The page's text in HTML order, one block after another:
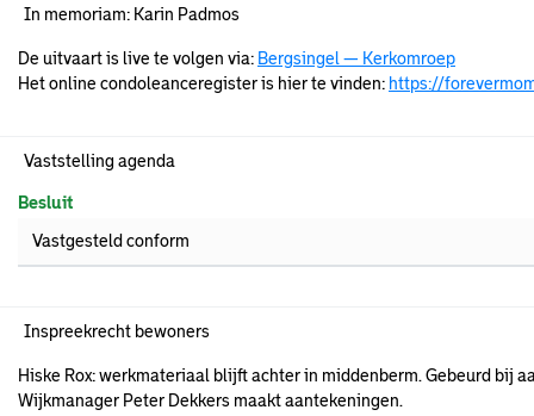
In memoriam: Karin Padmos
De uitvaart is live te volgen via: Bergsingel — Kerkomroep
Het online condoleanceregister is hier te vinden: https://
Vaststelling agenda
Besluit
Vastgesteld conform
Inspreekrecht bewoners
Hiske Rox: werkmateriaal blijft achter in middenberm. Gebeurd bij
Wijkmanager Peter Dekkers maakt aantekeningen.